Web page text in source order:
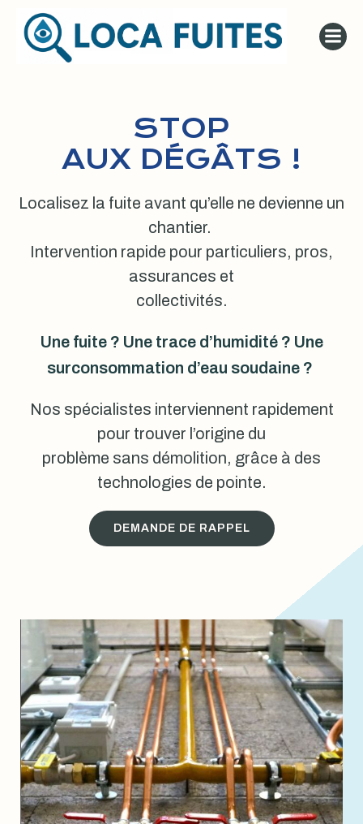
au
contenu
STOP
AUX DÉGÂTS !
Localisez la fuite avant qu’elle ne devienne un
chantier.
Intervention rapide pour particuliers, pros,
assurances et
collectivités.
Une fuite ? Une trace d’humidité ? Une
surconsommation d’eau soudaine ?
Nos spécialistes interviennent rapidement
pour trouver l’origine du
problème sans démolition, grâce à des
technologies de pointe.
DEMANDE DE RAPPEL